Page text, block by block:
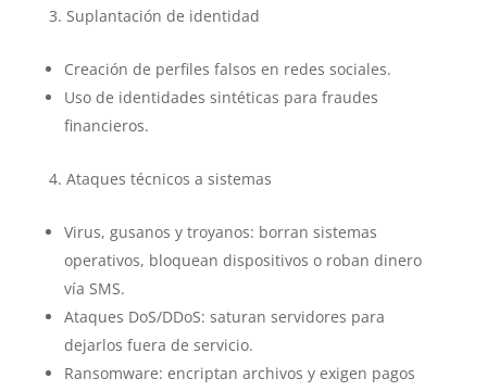
Suplantación de identidad
Creación de perfiles falsos en redes sociales.
Uso de identidades sintéticas para fraudes
financieros.
Ataques técnicos a sistemas
Virus, gusanos y troyanos: borran sistemas
operativos, bloquean dispositivos o roban dinero
vía SMS.
Ataques DoS/DDoS: saturan servidores para
dejarlos fuera de servicio.
Ransomware: encriptan archivos y exigen pagos